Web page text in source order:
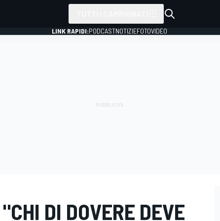
LINK RAPIDI:PODCASTNOTIZIEFOTOVIDEO
DI DOVERE DEVE